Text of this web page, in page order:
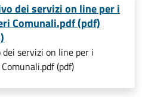
dei servizi on line per i
Comunali.pdf (pdf)
servizi on line per i
(pdf)